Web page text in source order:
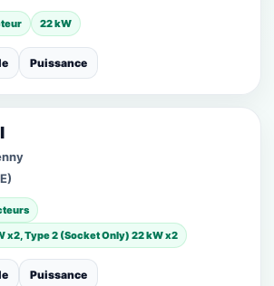
22 kW
Puissance
x2, Type 2 (Socket Only) 22 kW x2
Puissance